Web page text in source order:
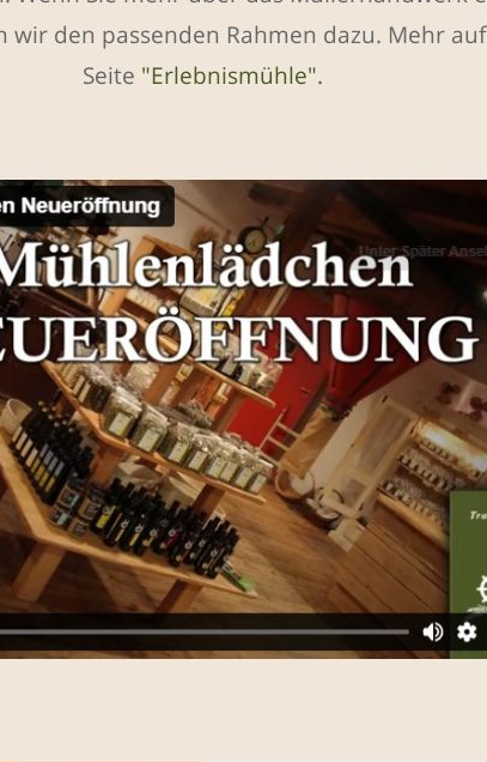
wir den passenden Rahmen dazu. Mehr
Seite "Erlebnismühle".